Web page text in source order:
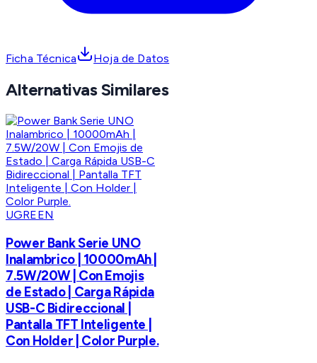
Ficha Técnica Hoja de Datos
Alternativas Similares
UGREEN
Power Bank Serie UNO
Inalambrico | 10000mAh |
7.5W/20W | Con Emojis
de Estado | Carga Rápida
USB-C Bidireccional |
Pantalla TFT Inteligente |
Con Holder | Color Purple.